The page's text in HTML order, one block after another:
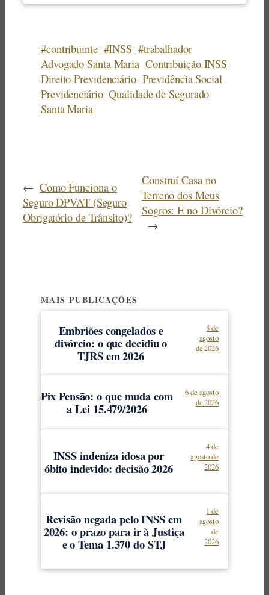
#contribuinte #INSS #trabalhador
Advogado Santa Maria Contribuição INSS
Direito Previdenciário Previdência Social
Previdenciário Qualidade de Segurado
Santa Maria
← Como Funciona o
Seguro DPVAT (Seguro
Obrigatório de Trânsito)?
Construí Casa no
Terreno dos Meus
Sogros: E no Divórcio?
→
MAIS PUBLICAÇÕES
Embriões congelados e
divórcio: o que decidiu o
TJRS em 2026
8 de
agosto
de 2026
Pix Pensão: o que muda com
a Lei 15.479/2026
6 de agosto
de 2026
INSS indeniza idosa por
óbito indevido: decisão 2026
4 de
agosto de
2026
Revisão negada pelo INSS em
2026: o prazo para ir à Justiça
e o Tema 1.370 do STJ
1 de
agosto
de
2026